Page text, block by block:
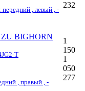
, левый , -
232
BIGHORN
T
, правый , -
1
150
1
050
277